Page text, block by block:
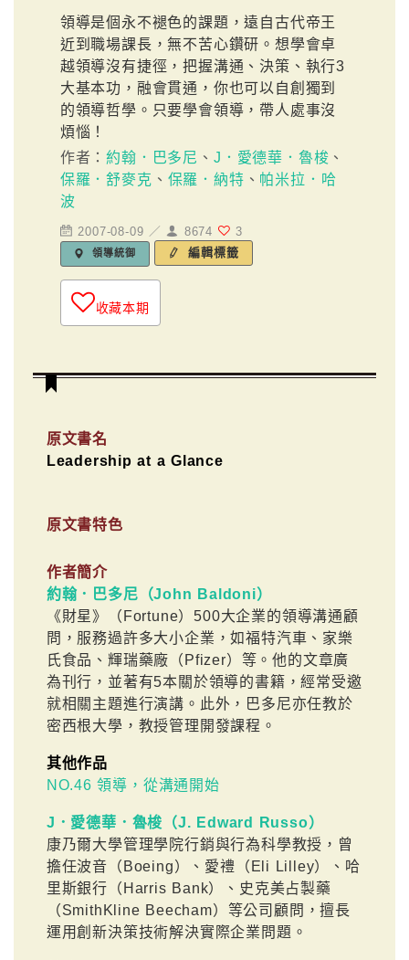
領導是個永不褪色的課題，遠自古代帝王
近到職場課長，無不苦心鑽研。想學會卓
越領導沒有捷徑，把握溝通、決策、執行3
大基本功，融會貫通，你也可以自創獨到
的領導哲學。只要學會領導，帶人處事沒
煩惱！
作者：約翰．巴多尼 、 J．愛德華．魯梭 、
保羅．舒麥克 、 保羅．納特 、 帕米拉．哈
波
2007-08-09 ／ 8674 3
領導統御 編輯標籤
收藏本期
原文書名
Leadership at a Glance
原文書特色
作者簡介
約翰．巴多尼（John Baldoni）
《財星》（Fortune）500大企業的領導溝通顧
問，服務過許多大小企業，如福特汽車、家樂
氏食品、輝瑞藥廠（Pfizer）等。他的文章廣
為刊行，並著有5本關於領導的書籍，經常受邀
就相關主題進行演講。此外，巴多尼亦任教於
密西根大學，教授管理開發課程。
其他作品
NO.46 領導，從溝通開始
J．愛德華．魯梭（J. Edward Russo）
康乃爾大學管理學院行銷與行為科學教授，曾
擔任波音（Boeing）、愛禮（Eli Lilley）、哈
里斯銀行（Harris Bank）、史克美占製藥
（SmithKline Beecham）等公司顧問，擅長
運用創新決策技術解決實際企業問題。